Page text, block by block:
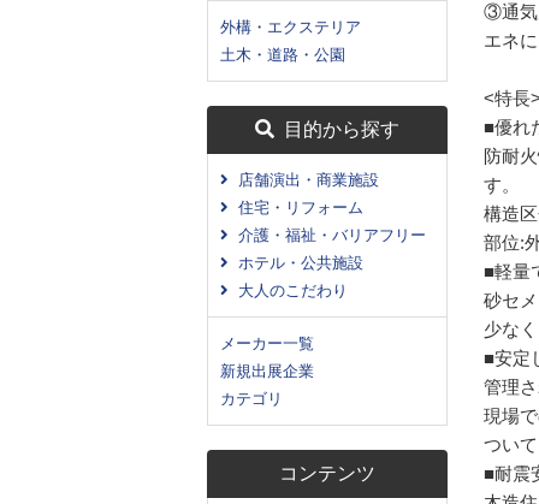
外構・エクステリア
土木・道路・公園
目的から探す
店舗演出・商業施設
住宅・リフォーム
介護・福祉・バリアフリー
ホテル・公共施設
大人のこだわり
メーカー一覧
新規出展企業
カテゴリ
コンテンツ
③通気
エネ
<特長
■優れ
防耐
す。
構造
部位:
■軽量
砂セ
少な
■安定
管理
現場
つい
■耐震